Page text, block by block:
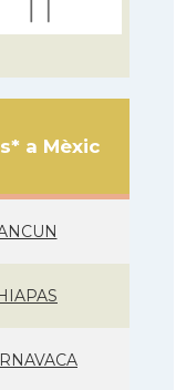
a Mèxic